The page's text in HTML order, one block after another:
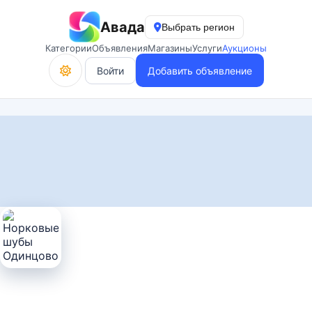
Авада
Выбрать регион
КатегорииОбъявленияМагазиныУслугиАукционы
Войти Добавить объявление